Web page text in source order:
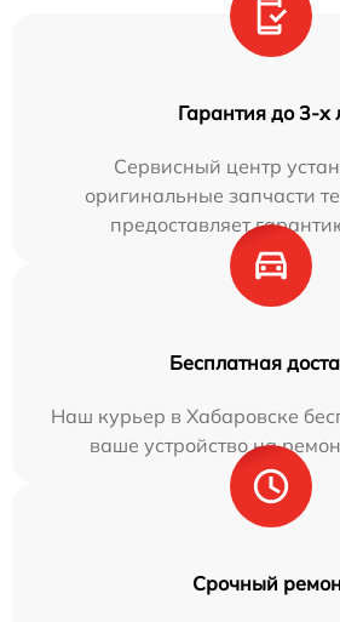
Гарантия до 3-х
Сервисный центр
оригинальные запчасти
предоставляет
Бесплатная
Наш курьер в Хабаровске
ваше устройство на
Срочный